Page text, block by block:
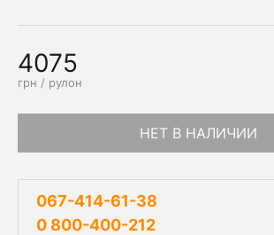
4075
грн / рулон
НЕТ В НАЛИЧИИ
067-414-61-38
0 800-400-212